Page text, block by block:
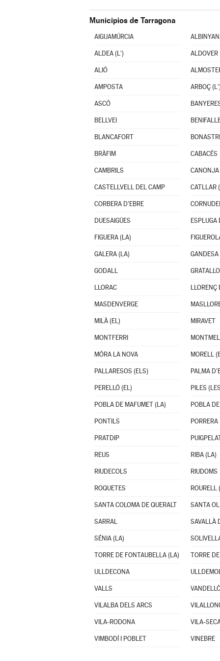
Municipios de Tarragona
AIGUAMÚRCIA
ALDEA (L') ALDOVER
ALIÓ
AMPOSTA ARBOÇ
ASCÓ
BELLVEI
BLANCAFORT
BRÀFIM CABACÉS
CAMBRILS
CASTELLVELL DEL CAMP CATLLAR
CORBERA D'EBRE
DUESAIGÜES ESPLUGA
FIGUERA (LA)
GALERA (LA) GANDESA
GODALL
LLORAC LLORENÇ
MASDENVERGE
MILÀ (EL) MIRAVET
MONTFERRI
MÓRA LA NOVA MORELL
PALLARESOS (ELS) PALMA
PERELLÓ (EL) PILES
POBLA DE MAFUMET (LA) POBLA
PONTILS PORRERA
PRATDIP
REUS RIBA (LA)
RIUDECOLS RIUDOMS
ROQUETES ROURELL
SANTA COLOMA DE QUERALT SANTA
SARRAL SAVALLÀ
SÉNIA (LA)
TORRE DE FONTAUBELLA (LA) TORRE
ULLDECONA
VALLS
VILALBA DELS ARCS
VILA-RODONA VILA-
VIMBODÍ I POBLET VINEBRE